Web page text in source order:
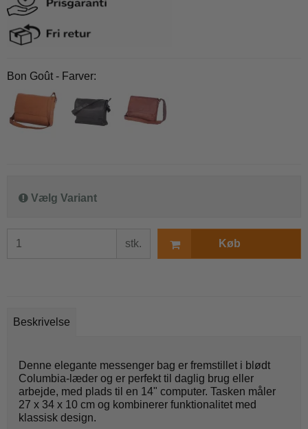
Bon Goût - Farver:
Vælg Variant
stk. Køb
Beskrivelse
Denne elegante messenger bag er fremstillet i blødt
Columbia-læder og er perfekt til daglig brug eller
arbejde, med plads til en 14" computer. Tasken måler
27 x 34 x 10 cm og kombinerer funktionalitet med
klassisk design.